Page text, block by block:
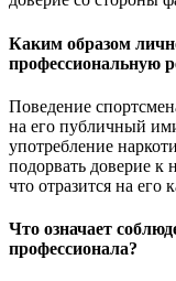
Каким образом
профессиональную
Поведение
на его публичный
употребление
подорвать доверие к
что отразится на его
Что означает
профессионала?